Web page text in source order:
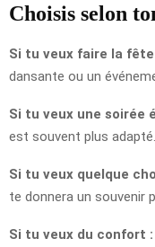
Choisis selon
Si tu veux faire la fête
dansante ou un
Si tu veux une soirée
est souvent plus adapté.
Si tu veux quelque
te donnera un souvenir
Si tu veux du confort :